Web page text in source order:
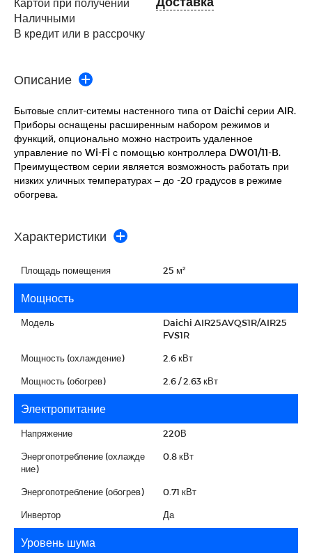
Наличными
В кредит или в рассрочку
Описание
Бытовые сплит-ситемы настенного типа от Daichi серии AIR.
Приборы оснащены расширенным набором режимов и
функций, опционально можно настроить удаленное
управление по Wi-Fi с помощью контроллера DW01/11-B.
Преимуществом серии является возможность работать при
низких уличных температурах – до -20 градусов в режиме
обогрева.
Характеристики
Площадь помещения 25 м²
Мощность
Модель
Daichi AIR25AVQS1R/AIR25
FVS1R
Мощность (охлаждение) 2.6 кВт
Мощность (обогрев) 2.6 / 2.63 кВт
Электропитание
Напряжение 220В
Энергопотребление (охлажде
ние)
0.8 кВт
Энергопотребление (обогрев) 0.71 кВт
Инвертор Да
Уровень шума